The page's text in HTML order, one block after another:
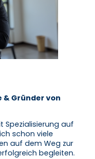
& Gründer von
Spezialisierung auf
schon viele
auf dem Weg zur
begleiten.